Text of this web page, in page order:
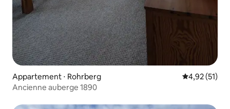
Appartement ⋅ Rohrberg Évaluation
4,92 (51)
Ancienne auberge 1890